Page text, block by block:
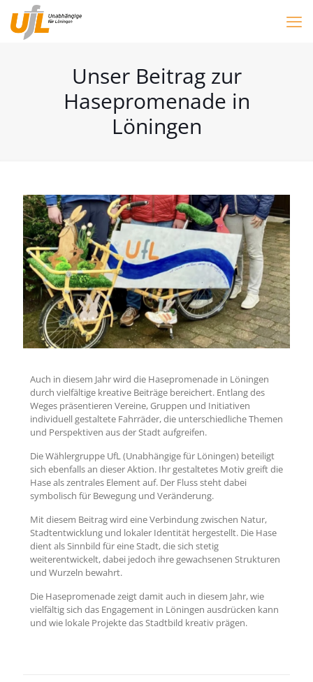
Unser Beitrag zur
Hasepromenade in
Löningen
Auch in diesem Jahr wird die Hasepromenade in Löningen
durch vielfältige kreative Beiträge bereichert. Entlang des
Weges präsentieren Vereine, Gruppen und Initiativen
individuell gestaltete Fahrräder, die unterschiedliche Themen
und Perspektiven aus der Stadt aufgreifen.
Die Wählergruppe UfL (Unabhängige für Löningen) beteiligt
sich ebenfalls an dieser Aktion. Ihr gestaltetes Motiv greift die
Hase als zentrales Element auf. Der Fluss steht dabei
symbolisch für Bewegung und Veränderung.
Mit diesem Beitrag wird eine Verbindung zwischen Natur,
Stadtentwicklung und lokaler Identität hergestellt. Die Hase
dient als Sinnbild für eine Stadt, die sich stetig
weiterentwickelt, dabei jedoch ihre gewachsenen Strukturen
und Wurzeln bewahrt.
Die Hasepromenade zeigt damit auch in diesem Jahr, wie
vielfältig sich das Engagement in Löningen ausdrücken kann
und wie lokale Projekte das Stadtbild kreativ prägen.